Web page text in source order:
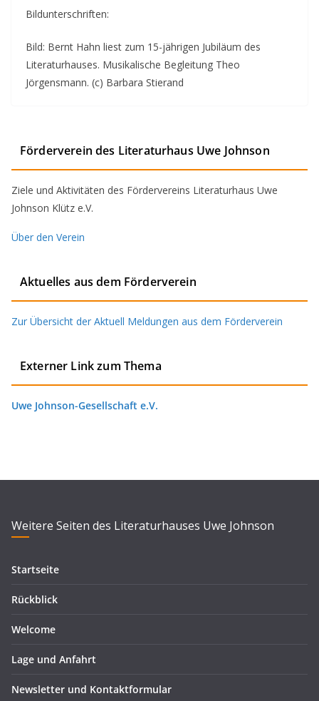
Bildunterschriften:
Bild: Bernt Hahn liest zum 15-jährigen Jubiläum des
Literaturhauses. Musikalische Begleitung Theo
Jörgensmann. (c) Barbara Stierand
Förderverein des Literaturhaus Uwe Johnson
Ziele und Aktivitäten des Fördervereins Literaturhaus Uwe
Johnson Klütz e.V.
Über den Verein
Aktuelles aus dem Förderverein
Zur Übersicht der Aktuell Meldungen aus dem Förderverein
Externer Link zum Thema
Uwe Johnson-Gesellschaft e.V.
Weitere Seiten des Literaturhauses Uwe Johnson
Startseite
Rückblick
Welcome
Lage und Anfahrt
Newsletter und Kontaktformular